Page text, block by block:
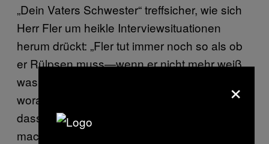
„Dein Vaters Schwester“ treffsicher, wie sich
Herr Fler um heikle Interviewsituationen
herum drückt: „Fler tut immer noch so als ob
er Rülpsen muss—wenn er nicht mehr weiß
was er sagen soll – um Zeit zu gewinnen“
woraufhin User „Anti Wielmmer“ anmerkt,
dass das genug andere Rapper auch
machen würden, „Dein Vaters Schwester“
×